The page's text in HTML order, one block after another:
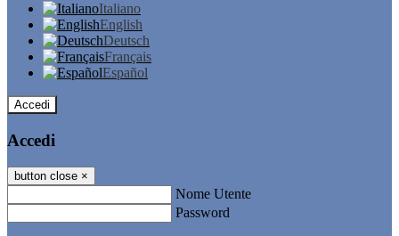
Italiano
English
Deutsch
Français
Español
Accedi
Accedi
button close ×
Nome Utente
Password